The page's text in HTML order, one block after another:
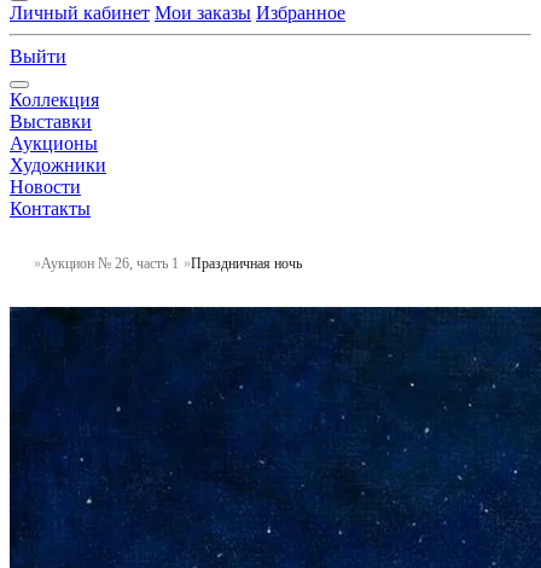
Личный кабинет Мои заказы Избранное
Выйти
Коллекция
Выставки
Аукционы
Художники
Новости
Контакты
Аукцион № 26, часть 1 Праздничная ночь